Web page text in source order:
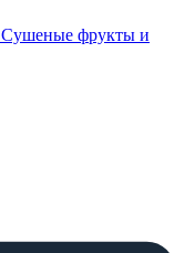
Сушеные фрукты и